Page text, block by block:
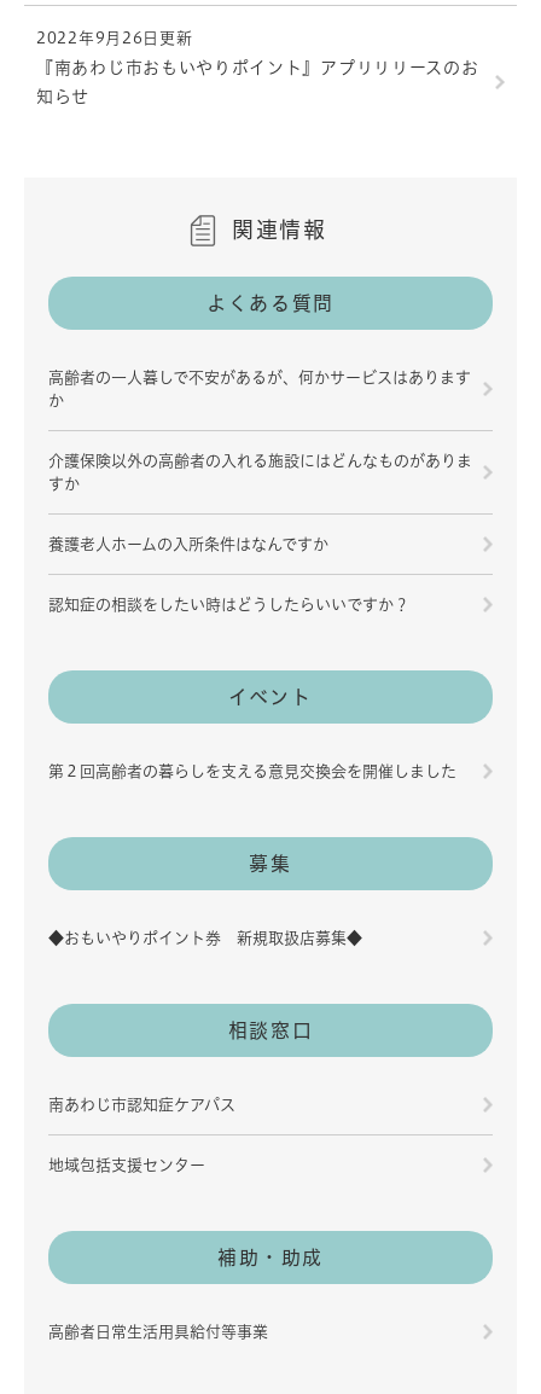
2022年9月26日更新
『南あわじ市おもいやりポイント』アプリリリースのお
知らせ
関連情報
よくある質問
高齢者の一人暮しで不安があるが、何かサービスはあります
か
介護保険以外の高齢者の入れる施設にはどんなものがありま
すか
養護老人ホームの入所条件はなんですか
認知症の相談をしたい時はどうしたらいいですか？
イベント
第２回高齢者の暮らしを支える意見交換会を開催しました
募集
◆おもいやりポイント券 新規取扱店募集◆
相談窓口
南あわじ市認知症ケアパス
地域包括支援センター
補助・助成
高齢者日常生活用具給付等事業